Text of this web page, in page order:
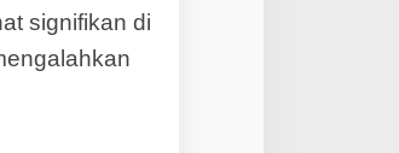
signifikan di